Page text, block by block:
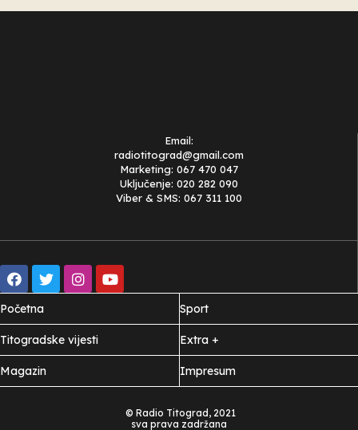
Email:
radiotitograd@gmail.com
Marketing: 067 470 047
Uključenje: 020 282 090
Viber & SMS: 067 311 100
Početna
Titogradske vijesti
Magazin
Sport
Extra +
Impresum
© Radio Titograd, 2021
sva prava zadržana